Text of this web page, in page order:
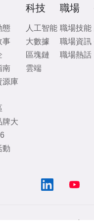
態
事
南
源庫
牌大
動
科技
人工智能
大數據
區塊鏈
雲端
職場
職場技能
職場資訊
職場熱話